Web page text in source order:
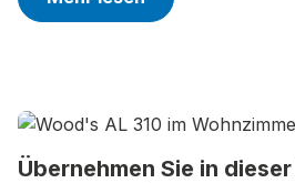
Übernehmen Sie in